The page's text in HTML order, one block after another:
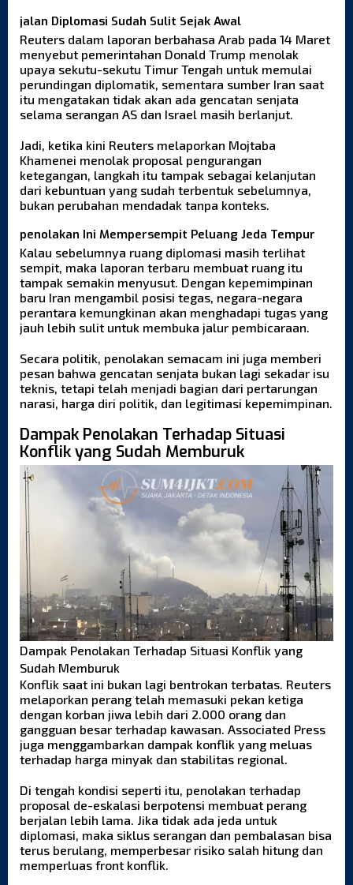
jalan Diplomasi Sudah Sulit Sejak Awal
Reuters dalam laporan berbahasa Arab pada 14 Maret
menyebut pemerintahan Donald Trump menolak
upaya sekutu-sekutu Timur Tengah untuk memulai
perundingan diplomatik, sementara sumber Iran saat
itu mengatakan tidak akan ada gencatan senjata
selama serangan AS dan Israel masih berlanjut.
Jadi, ketika kini Reuters melaporkan Mojtaba
Khamenei menolak proposal pengurangan
ketegangan, langkah itu tampak sebagai kelanjutan
dari kebuntuan yang sudah terbentuk sebelumnya,
bukan perubahan mendadak tanpa konteks.
penolakan Ini Mempersempit Peluang Jeda Tempur
Kalau sebelumnya ruang diplomasi masih terlihat
sempit, maka laporan terbaru membuat ruang itu
tampak semakin menyusut. Dengan kepemimpinan
baru Iran mengambil posisi tegas, negara-negara
perantara kemungkinan akan menghadapi tugas yang
jauh lebih sulit untuk membuka jalur pembicaraan.
Secara politik, penolakan semacam ini juga memberi
pesan bahwa gencatan senjata bukan lagi sekadar isu
teknis, tetapi telah menjadi bagian dari pertarungan
narasi, harga diri politik, dan legitimasi kepemimpinan.
Dampak Penolakan Terhadap Situasi
Konflik yang Sudah Memburuk
Dampak Penolakan Terhadap Situasi Konflik yang
Sudah Memburuk
Konflik saat ini bukan lagi bentrokan terbatas. Reuters
melaporkan perang telah memasuki pekan ketiga
dengan korban jiwa lebih dari 2.000 orang dan
gangguan besar terhadap kawasan. Associated Press
juga menggambarkan dampak konflik yang meluas
terhadap harga minyak dan stabilitas regional.
Di tengah kondisi seperti itu, penolakan terhadap
proposal de-eskalasi berpotensi membuat perang
berjalan lebih lama. Jika tidak ada jeda untuk
diplomasi, maka siklus serangan dan pembalasan bisa
terus berulang, memperbesar risiko salah hitung dan
memperluas front konflik.